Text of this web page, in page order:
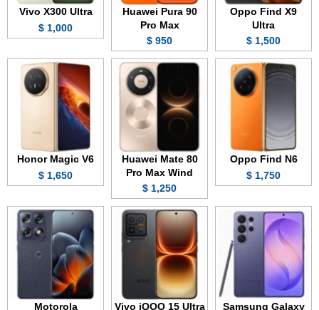
Oppo Find X9
Ultra
1,500 $
Huawei Pura 90
Pro Max
950 $
Vivo X300 Ultra
1,000 $
Oppo Find N6
1,750 $
Huawei Mate 80
Pro Max Wind
1,250 $
Honor Magic V6
1,650 $
Samsung Galaxy
Vivo iQOO 15 Ultra
Motorola